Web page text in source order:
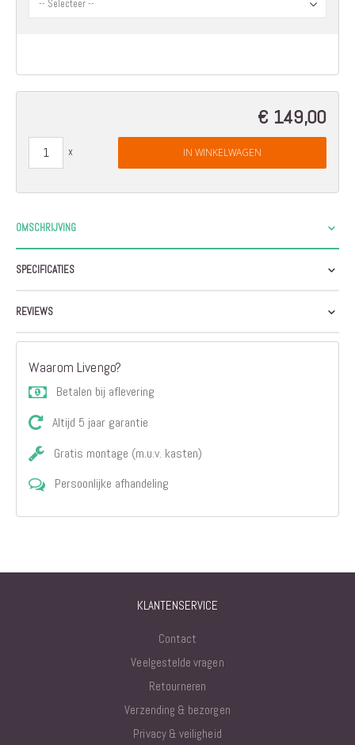
€ 149,00
IN WINKELWAGEN
OMSCHRIJVING
SPECIFICATIES
REVIEWS
Waarom Livengo?
Betalen bij aflevering
Altijd 5 jaar garantie
Gratis montage (m.u.v. kasten)
Persoonlijke afhandeling
KLANTENSERVICE
Contact
Veelgestelde vragen
Retourneren
Verzending & bezorgen
Privacy & veiligheid